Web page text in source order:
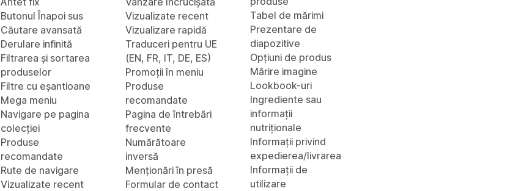
Butonul Înapoi sus
Căutare avansată
Derulare infinită
Filtrarea și sortarea
produselor
Filtre cu eșantioane
Mega meniu
Navigare pe pagina
colecției
Produse
recomandate
Rute de navigare
Vizualizate recent
Vizualizate recent
Vizualizare rapidă
Traduceri pentru UE
(EN, FR, IT, DE, ES)
Promoții în meniu
Produse
recomandate
Pagina de întrebări
frecvente
Numărătoare
inversă
Menționări în presă
Formular de contact
Tabel de mărimi
Prezentare de
diapozitive
Opțiuni de produs
Mărire imagine
Lookbook-uri
Ingrediente sau
informații
nutriționale
Informații privind
expedierea/livrarea
Informații de
utilizare